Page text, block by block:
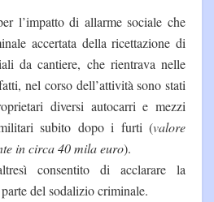
l’impatto di allarme sociale che
accertata della ricettazione di
da cantiere, che rientrava nelle
nel corso dell’attività sono stati
diversi autocarri e mezzi
subito dopo i furti (valore
in circa 40 mila euro).
consentito di acclarare la
del sodalizio criminale.